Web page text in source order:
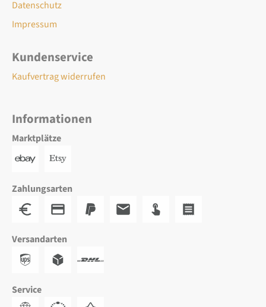
Datenschutz
Impressum
Kundenservice
Kaufvertrag widerrufen
Informationen
Marktplätze
Zahlungsarten
Versandarten
Service